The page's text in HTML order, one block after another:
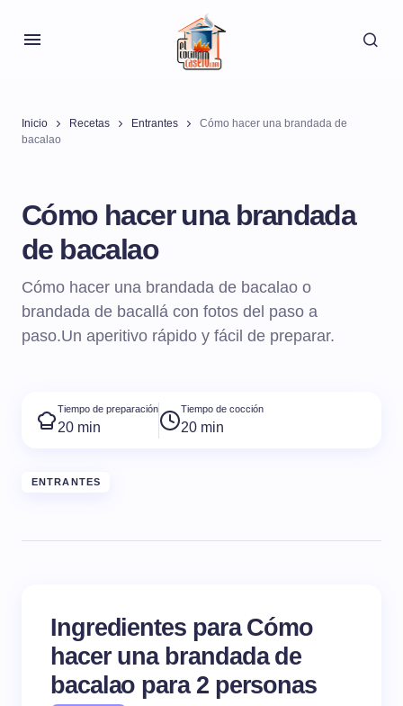
Inicio Recetas Entrantes
Cómo hacer una brandada de
bacalao
Cómo hacer una brandada
de bacalao
Cómo hacer una brandada de bacalao o
brandada de bacallá con fotos del paso a
paso.Un aperitivo rápido y fácil de preparar.
Tiempo de preparación
20 min
Tiempo de cocción
20 min
ENTRANTES
Ingredientes para Cómo
hacer una brandada de
bacalao para2 personas